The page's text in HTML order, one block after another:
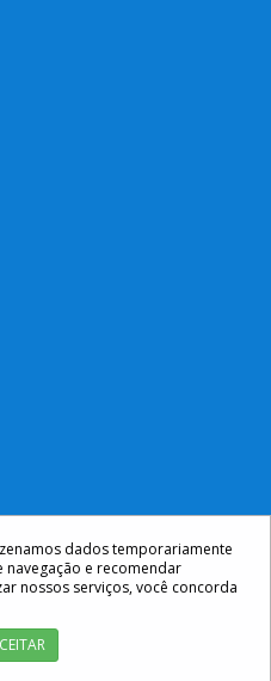
dados temporariamente
e recomendar
nossos serviços, você concorda